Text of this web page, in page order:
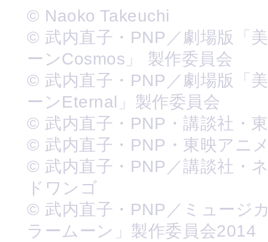
© Naoko Takeuchi
© 武内直子・PNP／劇場版「
ーンCosmos」 製作委員会
© 武内直子・PNP／劇場版「
ーンEternal」製作委員会
© 武内直子・PNP・講談社・
© 武内直子・PNP・東映アニ
© 武内直子・PNP／講談社・
ドワンゴ
© 武内直子・PNP／ミュージ
ラームーン」製作委員会2014